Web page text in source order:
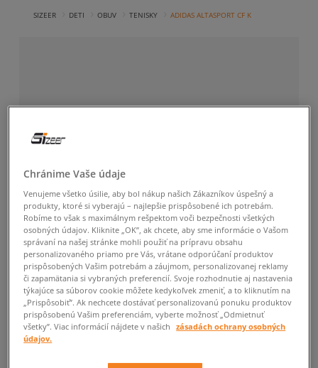
SIZEER DETI OBUV TENISKY ADIDAS ALTASPORT CF K
Chránime Vaše údaje
Venujeme všetko úsilie, aby bol nákup našich Zákazníkov úspešný a
produkty, ktoré si vyberajú – najlepšie prispôsobené ich potrebám.
Robíme to však s maximálnym rešpektom voči bezpečnosti všetkých
osobných údajov. Kliknite „OK”, ak chcete, aby sme informácie o Vašom
správaní na našej stránke mohli použiť na prípravu obsahu
personalizovaného priamo pre Vás, vrátane odporúčaní produktov
prispôsobených Vašim potrebám a záujmom, personalizovanej reklamy
či zapamätania si vybraných preferencií. Svoje rozhodnutie aj nastavenia
týkajúce sa súborov cookie môžete kedykoľvek zmeniť, a to kliknutím na
„Prispôsobiť”. Ak nechcete dostávať personalizovanú ponuku produktov
prispôsobenú Vašim preferenciám, vyberte možnosť „Odmietnuť
všetky”. Viac informácií nájdete v našich
zásadách ochrany osobných
údajov.